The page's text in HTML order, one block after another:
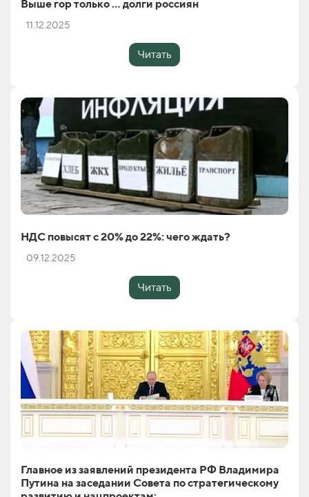
Выше гор только … долги россиян
11.12.2025
Читать
НДС повысят с 20% до 22%: чего ждать?
09.12.2025
Читать
Главное из заявлений президента РФ Владимира
Путина на заседании Совета по стратегическому